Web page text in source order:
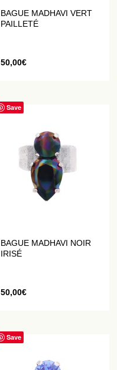
BAGUE MADHAVI VERT
PAILLETÉ
50,00€
Save
BAGUE MADHAVI NOIR
IRISÉ
50,00€
Save